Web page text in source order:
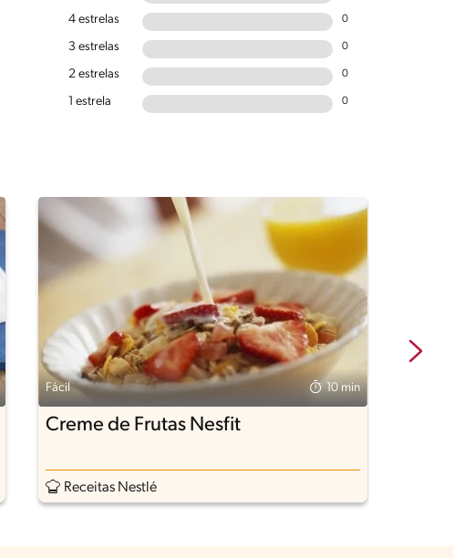
4 estrelas 0
3 estrelas 0
2 estrelas 0
1 estrela 0
Fácil 10 min
Creme de Frutas Nesfit
Receitas Nestlé